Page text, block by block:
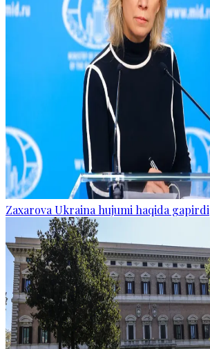
Zaxarova Ukraina hujumi haqida gapirdi